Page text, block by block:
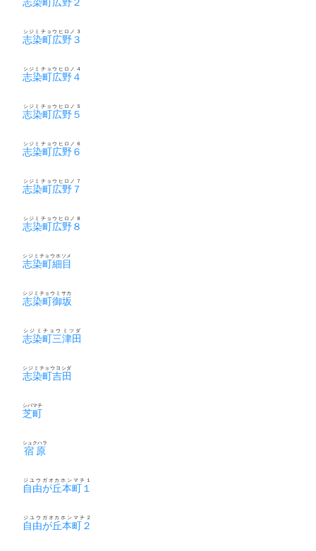
志染町広野３
シジミチョウヒロノ３
志染町広野４
シジミチョウヒロノ４
志染町広野５
シジミチョウヒロノ５
志染町広野６
シジミチョウヒロノ６
志染町広野７
シジミチョウヒロノ７
志染町広野８
シジミチョウヒロノ８
志染町細目
シジミチョウホソメ
志染町御坂
シジミチョウミサカ
志染町三津田
シジミチョウミツダ
志染町吉田
シジミチョウヨシダ
芝町
シバマチ
宿原
シュクハラ
自由が丘本町１
ジユウガオカホンマチ１
自由が丘本町２
ジユウガオカホンマチ２